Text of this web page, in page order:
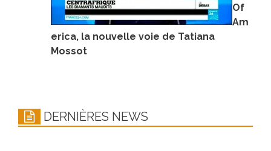
Of
Am
erica, la nouvelle voie de Tatiana
Mossot
DERNIÈRES NEWS